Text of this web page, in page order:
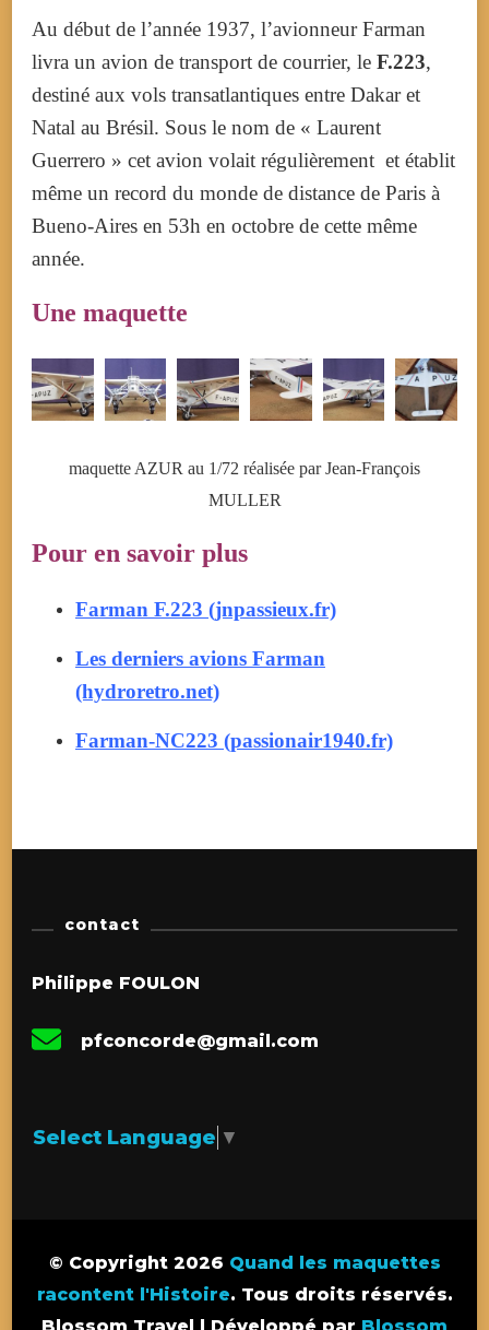
Au début de l’année 1937, l’avionneur Farman
livra un avion de transport de courrier, le F.223,
destiné aux vols transatlantiques entre Dakar et
Natal au Brésil. Sous le nom de « Laurent
Guerrero » cet avion volait régulièrement et établit
même un record du monde de distance de Paris à
Bueno-Aires en 53h en octobre de cette même
année.
Une maquette
maquette AZUR au 1/72 réalisée par Jean-François
MULLER
Pour en savoir plus
Farman F.223 (jnpassieux.fr)
Les derniers avions Farman
(hydroretro.net)
Farman-NC223 (passionair1940.fr)
contact
Philippe FOULON
pfconcorde@gmail.com
Select Language ▼
© Copyright 2026 Quand les maquettes
racontent l'Histoire. Tous droits réservés.